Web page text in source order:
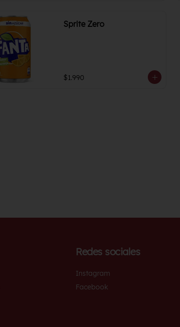
Sprite Zero
$1.990
Redes sociales
Instagram
Facebook